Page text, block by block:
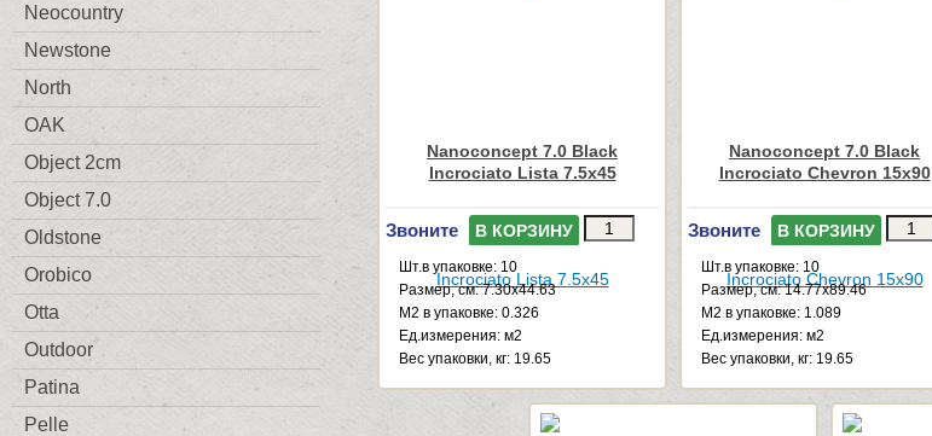
Neocountry
Newstone
North
OAK
Object 2cm
Object 7.0
Oldstone
Orobico
Otta
Outdoor
Patina
Pelle
Nanoconcept 7.0 Black
Incrociato Lista 7.5x45
Звоните В КОРЗИНУ
Шт.в упаковке: 10
Размер, см: 7.30x44.63
М2 в упаковке: 0.326
Ед.измерения: м2
Веc упаковки, кг: 19.65
Nanoconcept 7.0 Black
Incrociato Chevron 15x90
Звоните В КОРЗИНУ
Шт.в упаковке: 10
Размер, см: 14.77x89.46
М2 в упаковке: 1.089
Ед.измерения: м2
Веc упаковки, кг: 19.65